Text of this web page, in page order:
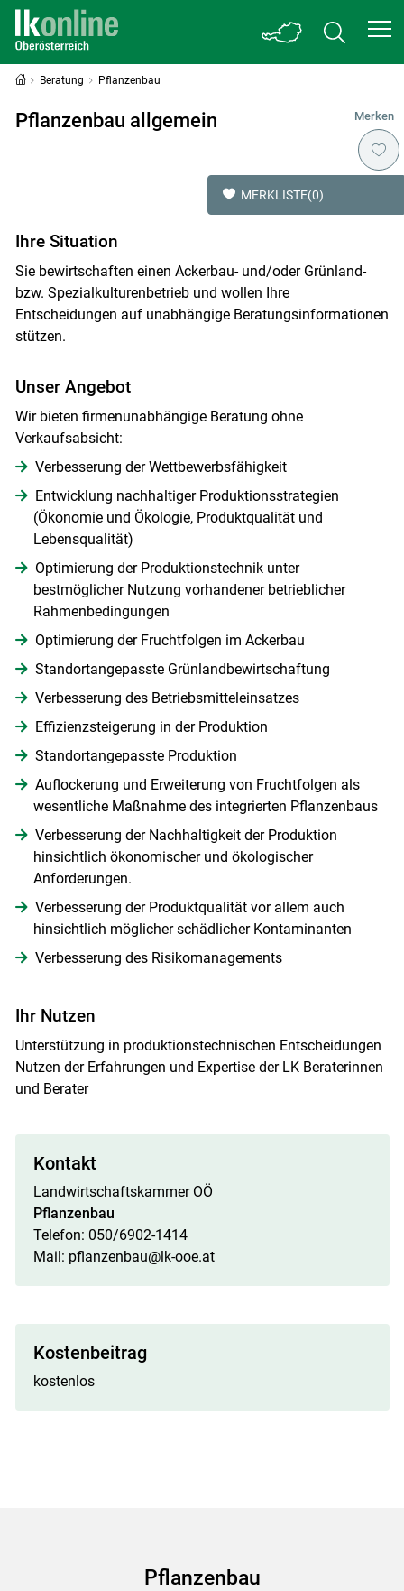
Beratung Pflanzenbau
Merken
Pflanzenbau allgemein
MERKLISTE(0)
Ihre Situation
Sie bewirtschaften einen Ackerbau- und/oder Grünland-
bzw. Spezialkulturenbetrieb und wollen Ihre
Entscheidungen auf unabhängige Beratungsinformationen
stützen.
Unser Angebot
Wir bieten firmenunabhängige Beratung ohne
Verkaufsabsicht:
Verbesserung der Wettbewerbsfähigkeit
Entwicklung nachhaltiger Produktionsstrategien
(Ökonomie und Ökologie, Produktqualität und
Lebensqualität)
Optimierung der Produktionstechnik unter
bestmöglicher Nutzung vorhandener betrieblicher
Rahmenbedingungen
Optimierung der Fruchtfolgen im Ackerbau
Standortangepasste Grünlandbewirtschaftung
Verbesserung des Betriebsmitteleinsatzes
Effizienzsteigerung in der Produktion
Standortangepasste Produktion
Auflockerung und Erweiterung von Fruchtfolgen als
wesentliche Maßnahme des integrierten Pflanzenbaus
Verbesserung der Nachhaltigkeit der Produktion
hinsichtlich ökonomischer und ökologischer
Anforderungen.
Verbesserung der Produktqualität vor allem auch
hinsichtlich möglicher schädlicher Kontaminanten
Verbesserung des Risikomanagements
Ihr Nutzen
Unterstützung in produktionstechnischen Entscheidungen
Nutzen der Erfahrungen und Expertise der LK Beraterinnen
und Berater
Kontakt
Landwirtschaftskammer OÖ
Pflanzenbau
Telefon: 050/6902-1414
Mail: pflanzenbau@lk-ooe.at
Kostenbeitrag
kostenlos
Pflanzenbau